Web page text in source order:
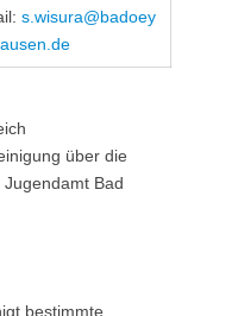
s.wisura@​badoey
über die
Bad
bestimmte